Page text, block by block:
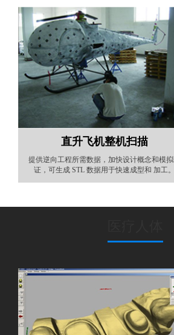
直升飞机整机扫描
提供逆向工程所需数据，加快设计概念和模
证，可生成 STL 数据用于快速成型和 加工。